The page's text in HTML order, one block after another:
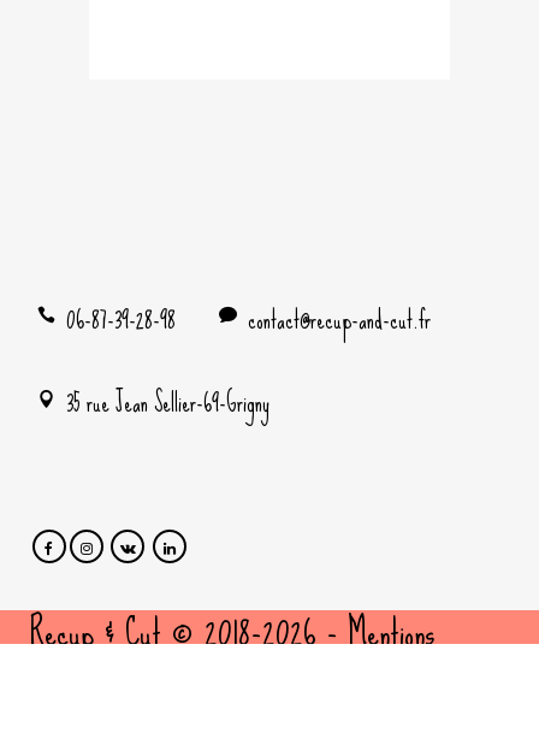
06-87-39-28-98
contact@recup-and-cut.fr
35 rue Jean Sellier-69-Grigny
Recup & Cut © 2018-2026 -Mentions